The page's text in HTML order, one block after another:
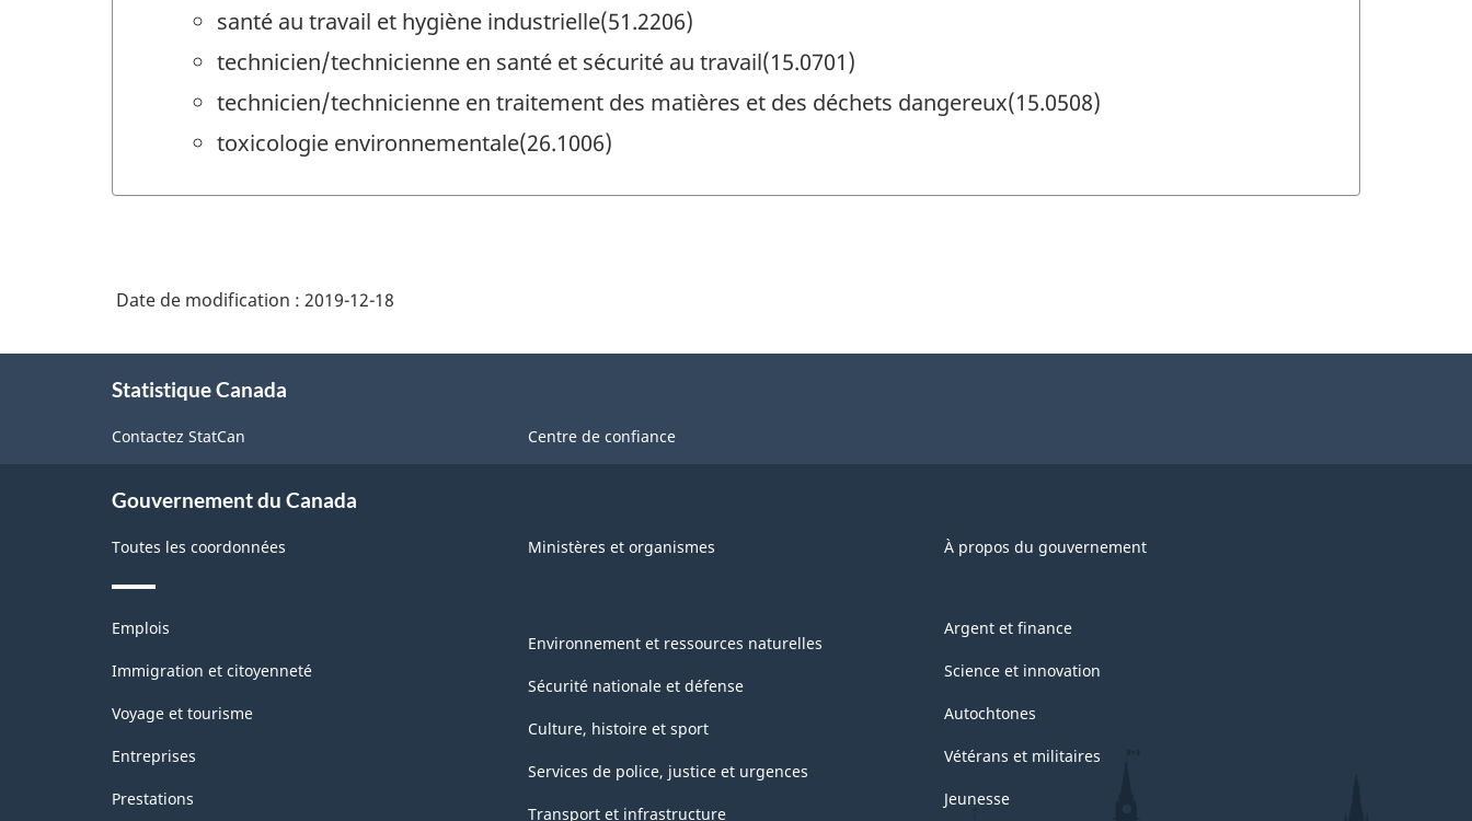
santé au travail et hygiène industrielle(51.2206)
technicien/technicienne en santé et sécurité au travail(15.0701)
technicien/technicienne en traitement des matières et des déchets dangereux(15.0508)
toxicologie environnementale(26.1006)
Date de modification : 2019-12-18
Statistique Canada
Contactez StatCan Centre de confiance
Gouvernement du Canada
Toutes les coordonnées Ministères et organismes À propos du gouvernement
Thèmes
sujets
Emplois
Immigration et citoyenneté
Voyage et tourisme
Entreprises
Prestations
Environnement et ressources naturelles
Sécurité nationale et défense
Culture, histoire et sport
Services de police, justice et urgences
Transport et infrastructure
Argent et finance
Science et innovation
Autochtones
Vétérans et militaires
Jeunesse